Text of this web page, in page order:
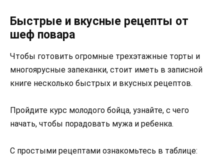
Быстрые и вкусные рецепты от
шеф повара
Чтобы готовить огромные трехэтажные торты и
многоярусные запеканки, стоит иметь в записной
книге несколько быстрых и вкусных рецептов.
Пройдите курс молодого бойца, узнайте, с чего
начать, чтобы порадовать мужа и ребенка.
С простыми рецептами ознакомьтесь в таблице: